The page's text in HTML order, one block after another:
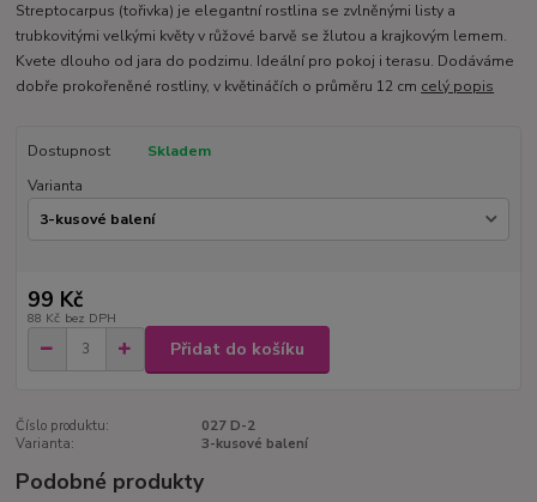
Streptocarpus (tořivka) je elegantní rostlina se zvlněnými listy a
trubkovitými velkými květy v růžové barvě se žlutou a krajkovým lemem.
Kvete dlouho od jara do podzimu. Ideální pro pokoj i terasu. Dodáváme
dobře prokořeněné rostliny, v květináčích o průměru 12 cm celý popis
Dostupnost
Skladem
Varianta
99 Kč
88 Kč bez DPH
Přidat do košíku
Číslo produktu:
027 D-2
Varianta:
3-kusové balení
Podobné produkty